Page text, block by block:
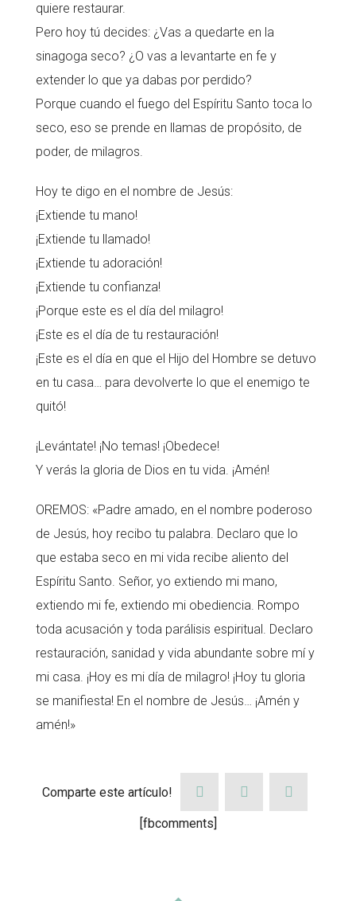
quiere restaurar.
Pero hoy tú decides: ¿Vas a quedarte en la
sinagoga seco? ¿O vas a levantarte en fe y
extender lo que ya dabas por perdido?
Porque cuando el fuego del Espíritu Santo toca lo
seco, eso se prende en llamas de propósito, de
poder, de milagros.
Hoy te digo en el nombre de Jesús:
¡Extiende tu mano!
¡Extiende tu llamado!
¡Extiende tu adoración!
¡Extiende tu confianza!
¡Porque este es el día del milagro!
¡Este es el día de tu restauración!
¡Este es el día en que el Hijo del Hombre se detuvo
en tu casa… para devolverte lo que el enemigo te
quitó!
¡Levántate! ¡No temas! ¡Obedece!
Y verás la gloria de Dios en tu vida. ¡Amén!
OREMOS: «Padre amado, en el nombre poderoso
de Jesús, hoy recibo tu palabra. Declaro que lo
que estaba seco en mi vida recibe aliento del
Espíritu Santo. Señor, yo extiendo mi mano,
extiendo mi fe, extiendo mi obediencia. Rompo
toda acusación y toda parálisis espiritual. Declaro
restauración, sanidad y vida abundante sobre mí y
mi casa. ¡Hoy es mi día de milagro! ¡Hoy tu gloria
se manifiesta! En el nombre de Jesús… ¡Amén y
amén!»
Comparte este artículo!
[fbcomments]